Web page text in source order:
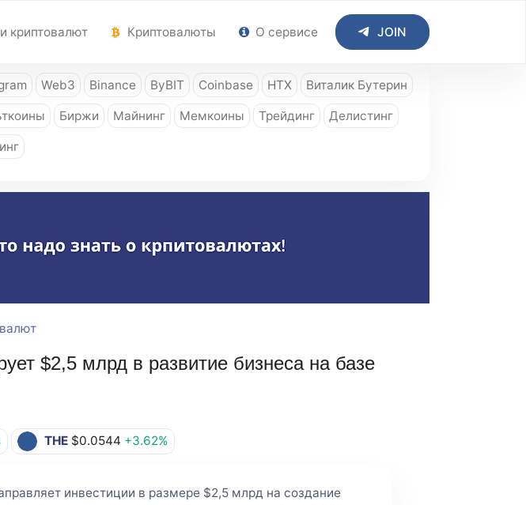
криптовалют Криптовалюты О сервисе JOIN
Web3 Binance ByBIT Coinbase HTX Виталик Бутерин
Биржи Майнинг Мемкоины Трейдинг Делистинг
$2,5 млрд в развитие бизнеса на базе
THE $0.0544 +3.62%
инвестиции в размере $2,5 млрд на создание